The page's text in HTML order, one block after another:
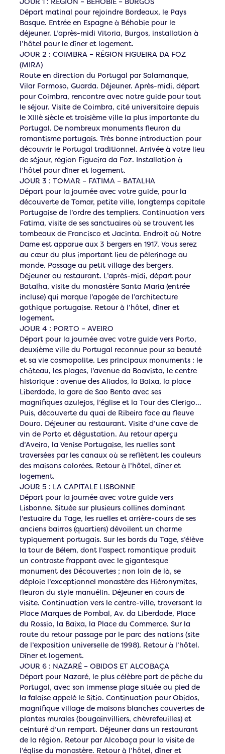
Départ matinal pour rejoindre Bordeaux, le Pays
Basque. Entrée en Espagne à Béhobie pour le
déjeuner. L’après-midi Vitoria, Burgos, installation à
l’hôtel pour le dîner et logement.
JOUR 2 : COIMBRA – RÉGION FIGUEIRA DA FOZ
(MIRA)
Route en direction du Portugal par Salamanque,
Vilar Formoso, Guarda. Déjeuner. Après-midi, départ
pour Coimbra, rencontre avec notre guide pour tout
le séjour. Visite de Coimbra, cité universitaire depuis
le XIIIè siècle et troisième ville la plus importante du
Portugal. De nombreux monuments fleuron du
romantisme portugais. Très bonne introduction pour
découvrir le Portugal traditionnel. Arrivée à votre lieu
de séjour, région Figueira da Foz. Installation à
l’hôtel pour dîner et logement.
JOUR 3 : TOMAR – FATIMA – BATALHA
Départ pour la journée avec votre guide, pour la
découverte de Tomar, petite ville, longtemps capitale
Portugaise de l’ordre des templiers. Continuation vers
Fatima, visite de ses sanctuaires où se trouvent les
tombeaux de Francisco et Jacinta. Endroit où Notre
Dame est apparue aux 3 bergers en 1917. Vous serez
au cœur du plus important lieu de pèlerinage au
monde. Passage au petit village des bergers.
Déjeuner au restaurant. L’après-midi, départ pour
Batalha, visite du monastère Santa Maria (entrée
incluse) qui marque l’apogée de l’architecture
gothique portugaise. Retour à l’hôtel, dîner et
logement.
JOUR 4 : PORTO – AVEIRO
Départ pour la journée avec votre guide vers Porto,
deuxième ville du Portugal reconnue pour sa beauté
et sa vie cosmopolite. Les principaux monuments : le
château, les plages, l’avenue da Boavista, le centre
historique : avenue des Aliados, la Baixa, la place
Liberdade, la gare de Sao Bento avec ses
magnifiques azulejos, l’église et la Tour des Clerigo…
Puis, découverte du quai de Ribeira face au fleuve
Douro. Déjeuner au restaurant. Visite d’une cave de
vin de Porto et dégustation. Au retour aperçu
d’Aveiro, la Venise Portugaise, les ruelles sont
traversées par les canaux où se reflètent les couleurs
des maisons colorées. Retour à l’hôtel, dîner et
logement.
JOUR 5 : LA CAPITALE LISBONNE
Départ pour la journée avec votre guide vers
Lisbonne. Située sur plusieurs collines dominant
l’estuaire du Tage, les ruelles et arrière-cours de ses
anciens bairros (quartiers) dévoilent un charme
typiquement portugais. Sur les bords du Tage, s’élève
la tour de Bélem, dont l’aspect romantique produit
un contraste frappant avec le gigantesque
monument des Découvertes ; non loin de là, se
déploie l’exceptionnel monastère des Hiéronymites,
fleuron du style manuélin. Déjeuner en cours de
visite. Continuation vers le centre-ville, traversant la
Place Marques de Pombal, Av. da Liberdade, Place
du Rossio, la Baixa, la Place du Commerce. Sur la
route du retour passage par le parc des nations (site
de l’exposition universelle de 1998). Retour à l’hôtel.
Dîner et logement.
JOUR 6 : NAZARÉ – OBIDOS ET ALCOBAÇA
Départ pour Nazaré, le plus célèbre port de pêche du
Portugal, avec son immense plage située au pied de
la falaise appelé le Sitio. Continuation pour Obidos,
magnifique village de maisons blanches couvertes de
plantes murales (bougainvilliers, chèvrefeuilles) et
ceinturé d’un rempart. Déjeuner dans un restaurant
de la région. Retour par Alcobaça pour la visite de
l’église du monastère. Retour à l’hôtel, dîner et